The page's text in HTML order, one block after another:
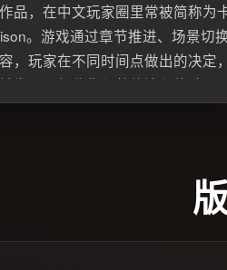
品，在中文玩家圈里常被简称为
。游戏通过章节推进、场景切
，玩家在不同时间点做出的决定
发、回想收集与整体流程体验。
。对想补全内容的玩家来说，多
省时间，也更方便查漏补缺。